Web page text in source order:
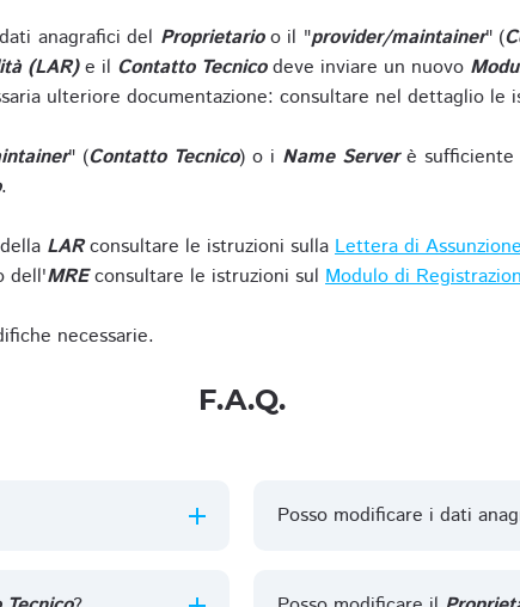
anagrafici del Proprietarioo il "provider/maintainer" (
(LAR)e il Contatto Tecnicodeve inviare un nuovo
ulteriore documentazione: consultare nel dettaglio le
" (Contatto Tecnico) o i Name Serverè sufficiente
.
LARconsultare le istruzioni sulla Lettera di
dell'MREconsultare le istruzioni sul Modulo di
necessarie.
F.A.Q.
Posso modificare i dati